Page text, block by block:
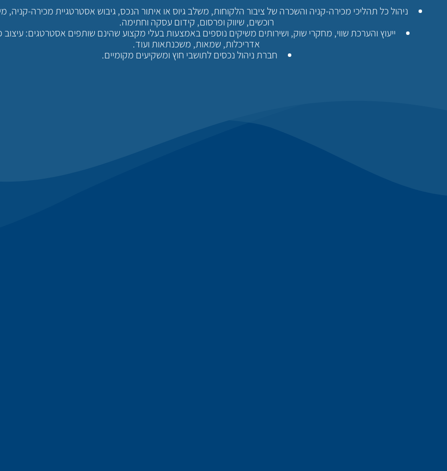
ניהול כל תהליכי מכירה-קניה והשכרה של ציבור הלקוחות, משלב גיוס או איתור הנכס, גיבוש אסטרטגיית מכירה-קניה,
רוכשים, שיווק ופרסום, קידום עסקה וחתימה.
ייעוץ והערכת שווי, מחקרי שוק, ושירותים משיקים נוספים באמצעות בעלי מקצוע שהינם שותפים אסטרטגים: עיצוב
אדריכלות, שמאות, משכנתאות ועוד.
חברת ניהול נכסים לתושבי חוץ ומשקיעים מקומיים.